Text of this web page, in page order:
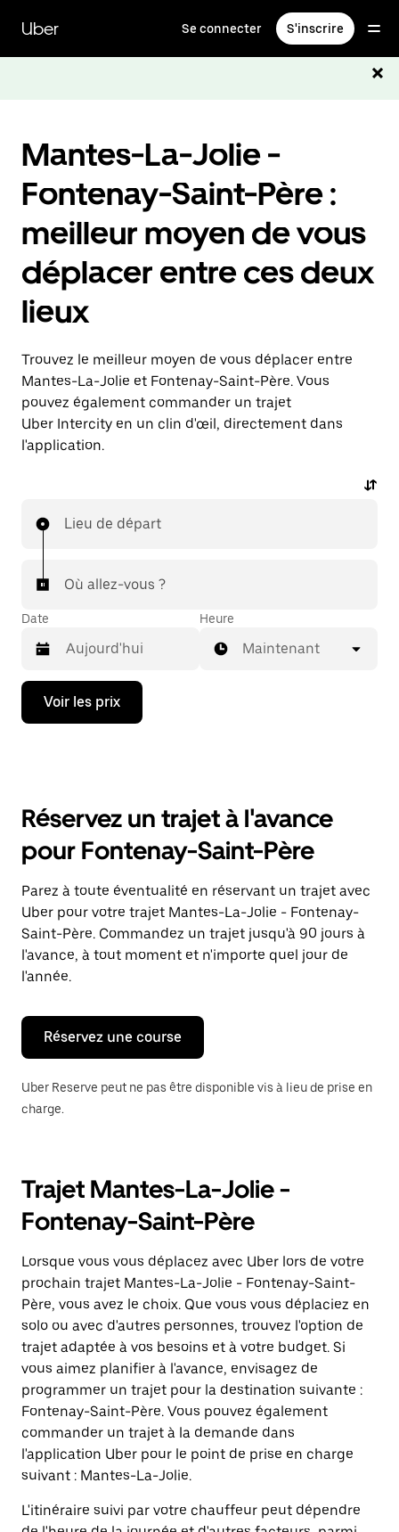
contenu
principal
Uber Se connecter S'inscrire
Mantes-La-Jolie -
Fontenay-Saint-Père :
meilleur moyen de vous
déplacer entre ces deux
lieux
Trouvez le meilleur moyen de vous déplacer entre
Mantes-La-Jolie et Fontenay-Saint-Père. Vous
pouvez également commander un trajet
Uber Intercity en un clin d'œil, directement dans
l'application.
Lieu de départ
Où allez-vous ?
Date
Appuyez
la
ouvrir
calendrier
et
sélectionner
une
date.
Appuyez
sur
la
touche
pour
fermer
calendrier.
Heure
Maintenant
Voir les prix
Réservez un trajet à l'avance
pour Fontenay-Saint-Père
Parez à toute éventualité en réservant un trajet avec
Uber pour votre trajet Mantes-La-Jolie - Fontenay-
Saint-Père. Commandez un trajet jusqu'à 90 jours à
l'avance, à tout moment et n'importe quel jour de
l'année.
Réservez une course
Uber Reserve peut ne pas être disponible vis à lieu de prise en
charge.
Trajet Mantes-La-Jolie -
Fontenay-Saint-Père
Lorsque vous vous déplacez avec Uber lors de votre
prochain trajet Mantes-La-Jolie - Fontenay-Saint-
Père, vous avez le choix. Que vous vous déplaciez en
solo ou avec d'autres personnes, trouvez l'option de
trajet adaptée à vos besoins et à votre budget. Si
vous aimez planifier à l'avance, envisagez de
programmer un trajet pour la destination suivante :
Fontenay-Saint-Père. Vous pouvez également
commander un trajet à la demande dans
l'application Uber pour le point de prise en charge
suivant : Mantes-La-Jolie.
L'itinéraire suivi par votre chauffeur peut dépendre